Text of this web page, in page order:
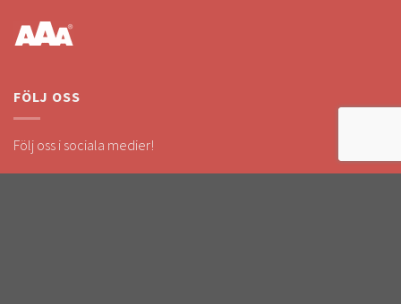
FÖLJ OSS
Följ oss i sociala medier!